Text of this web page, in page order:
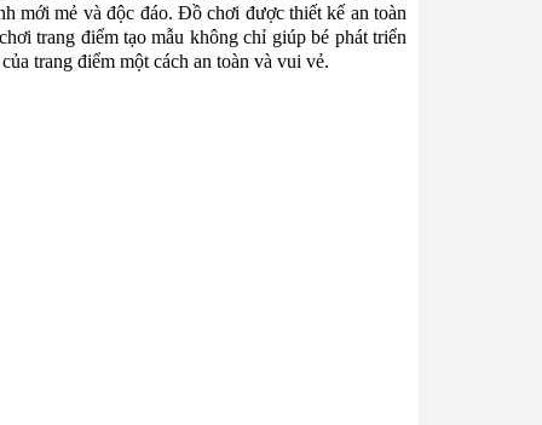
mới mẻ và độc đáo. Đồ chơi được thiết kế an toàn
trang điểm tạo mẫu không chỉ giúp bé phát triển
trang điểm một cách an toàn và vui vẻ.